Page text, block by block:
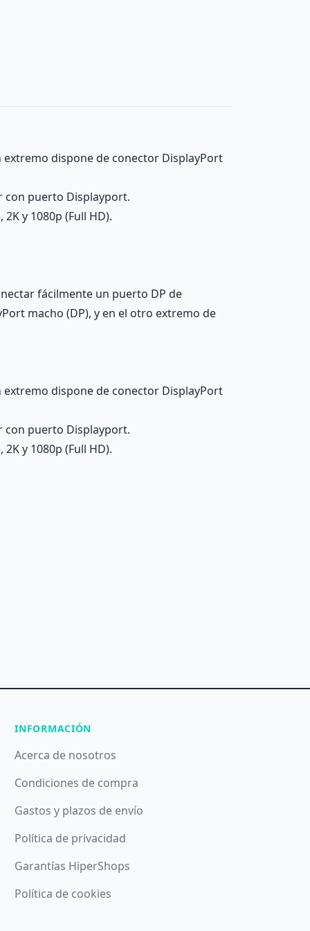
extremo dispone de conector DisplayPort
con puerto Displayport.
y 1080p (Full HD).
fácilmente un puerto DP de
macho (DP), y en el otro extremo de
extremo dispone de conector DisplayPort
con puerto Displayport.
y 1080p (Full HD).
INFORMACIÓN
Acerca de nosotros
Condiciones de compra
Gastos y plazos de envío
Política de privacidad
Garantías HiperShops
Política de cookies